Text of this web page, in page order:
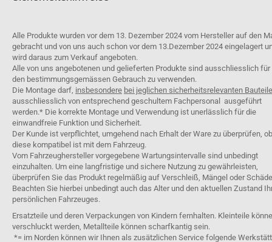
Alle Produkte wurden vor dem 13. Dezember 2024 vom Hersteller auf den
gebracht und von uns auch schon vor dem 13.Dezember 2024 eingelagert
wird daraus zum Verkauf angeboten.
Alle von uns angebotenen und gelieferten Produkte sind ausschliesslich für
den bestimmungsgemässen Gebrauch zu verwenden.
Die Montage darf, insbesondere bei jeglichen sicherheitsrelevanten
ausschliesslich von entsprechend geschultem Fachpersonal ausgeführt
werden.* Die korrekte Montage und Verwendung ist unerlässlich für die
einwandfreie Funktion und Sicherheit.
Der Kunde ist verpflichtet, umgehend nach Erhalt der Ware zu überprüfen, ob
diese kompatibel ist mit dem Fahrzeug.
Vom Fahrzeughersteller vorgegebene Wartungsintervalle sind unbedingt
einzuhalten. Um eine langfristige und sichere Nutzung zu gewährleisten,
überprüfen Sie das Produkt regelmäßig auf Verschleiß, Mängel oder
Beachten Sie hierbei unbedingt auch das Alter und den aktuellen Zustand
persönlichen Fahrzeuges.
Ersatzteile und deren Verpackungen von Kindern fernhalten. Kleinteile
verschluckt werden, Metallteile können scharfkantig sein.
*= im Norden können wir Ihnen als zusätzlichen Service folgende